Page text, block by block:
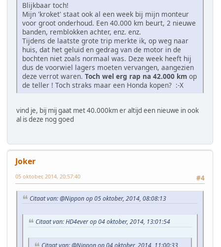
Blijkbaar toch!
Mijn 'kroket' staat ook al een week bij mijn monteur
voor groot onderhoud. Een 40.000 km beurt, 2 nieuwe
banden, remblokken achter, enz. enz.
Tijdens de laatste grote trip merkte ik, op weg naar
huis, dat het geluid en gedrag van de motor in de
bochten niet zoals normaal was. Deze week heeft hij
dus de voorwiel lagers moeten vervangen, aangezien
deze verrot waren. Toch wel erg rap na 42.000 km op
de teller ! Toch straks maar een Honda kopen? :-X
vind je, bij mij gaat met 40.000km er altijd een nieuwe in ook
al is deze nog goed
Joker
#4
05 oktober, 2014, 20:57:40
Citaat van: @Nippon op 05 oktober, 2014, 08:08:13
Citaat van: HD4ever op 04 oktober, 2014, 13:01:54